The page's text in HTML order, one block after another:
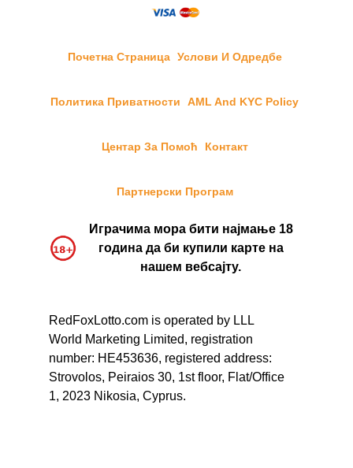
Почетна Страница Услови И Одредбе
Политика Приватности AML And KYC Policy
Центар За Помоћ Контакт
Партнерски Програм
Играчима мора бити најмање 18
година да би купили карте на
нашем вебсајту.
RedFoxLotto.com is operated by LLL
World Marketing Limited, registration
number: HE453636, registered address:
Strovolos, Peiraios 30, 1st floor, Flat/Office
1, 2023 Nikosia, Cyprus.